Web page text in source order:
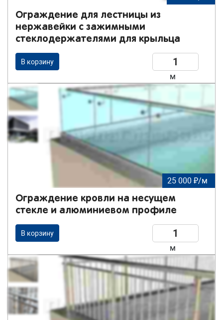
Ограждение для лестницы из
нержавейки с зажимными
стеклодержателями для крыльца
В корзину
м
25 000 ₽/м
Ограждение кровли на несущем
стекле и алюминиевом профиле
В корзину
м